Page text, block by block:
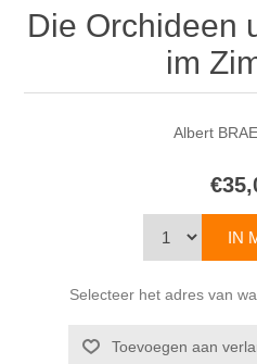
Die Orchideen
im
Albert
Selecteer het adres van